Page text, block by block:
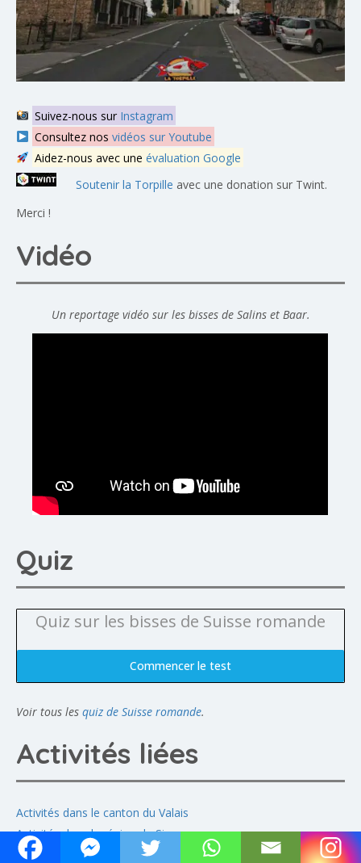
Suivez-nous sur Instagram
Consultez nos vidéos sur Youtube
Aidez-nous avec une évaluation Google
Soutenir la Torpille avec une donation sur Twint.
Merci !
Vidéo
Un reportage vidéo sur les bisses de Salins et Baar.
Quiz
Quiz sur les bisses de Suisse romande
Commencer le test
Voir tous les quiz de Suisse romande.
Activités liées
Activités dans le canton du Valais
Activités dans la région de Sion